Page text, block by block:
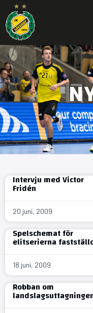
Intervju med Victor
Fridén
20 juni, 2009
Spelschemat för
elitserierna
18 juni, 2009
Robban om